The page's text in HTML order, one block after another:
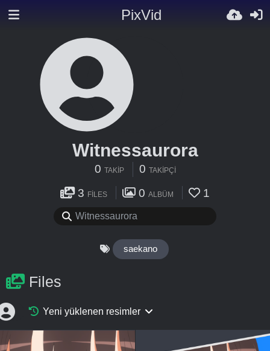
PixVid
Witnessaurora
0 TAKIP 0 TAKIPÇI
3 FILES 0 ALBÜM 1
saekano
Files
Yeni yüklenen resimler